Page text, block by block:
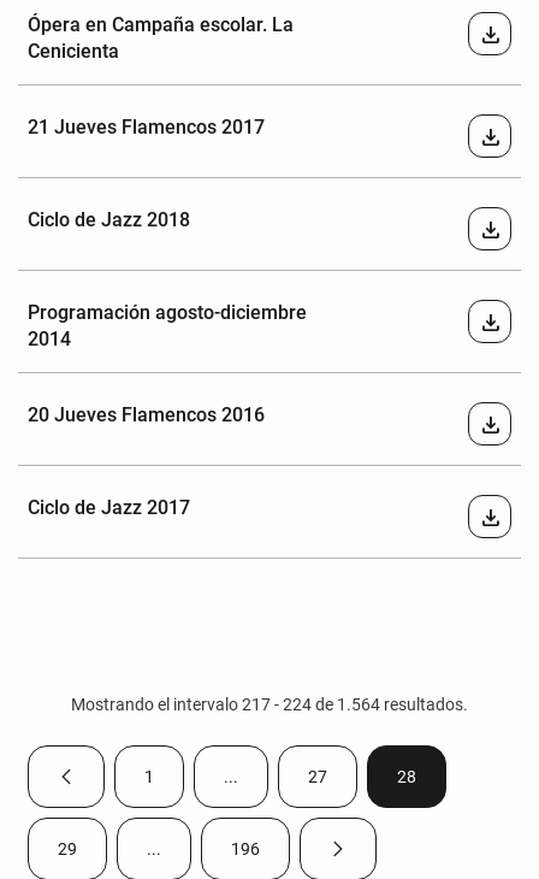
Ópera en Campaña escolar. La
Cenicienta
download
21 Jueves Flamencos 2017 download
Ciclo de Jazz 2018 download
Programación agosto-diciembre
2014
download
20 Jueves Flamencos 2016 download
Ciclo de Jazz 2017 download
Mostrando el intervalo 217 - 224 de 1.564 resultados.
Página anteriorPágina
1 ...Páginas intermedias Use TAB para
Página
27 Página
28
Página
29 ...Páginas intermedias Use TAB para desplazarse.
Página
196 Página siguiente